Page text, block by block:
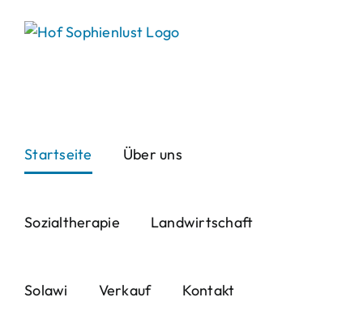
Startseite Über uns
Sozialtherapie Landwirtschaft
Solawi Verkauf Kontakt